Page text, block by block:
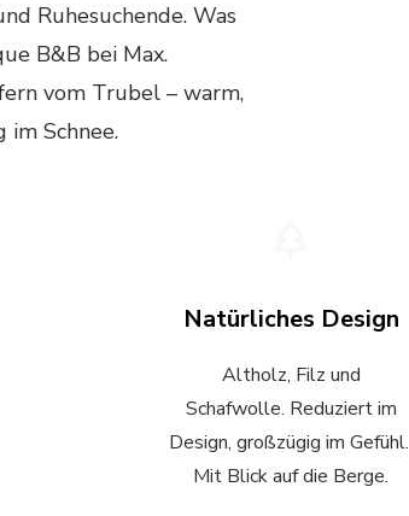
Ruhesuchende. Was
B&B bei Max.
vom Trubel – warm,
im Schnee.
Natürliches Design
Altholz, Filz und
Schafwolle. Reduziert im
Design, großzügig im Gefühl.
Mit Blick auf die Berge.